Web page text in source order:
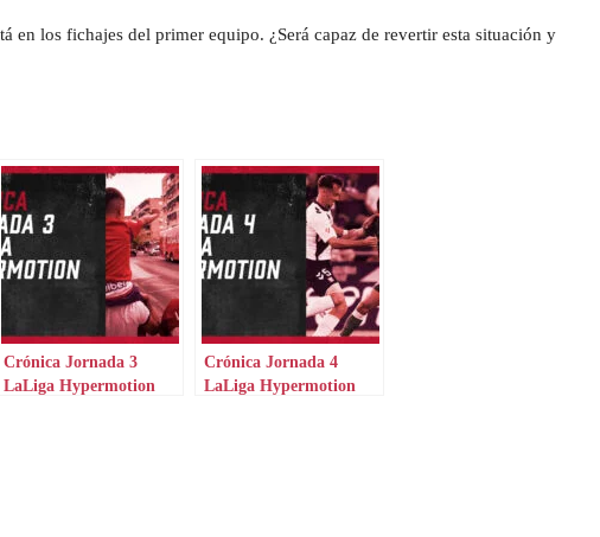
en los fichajes del primer equipo. ¿Será capaz de revertir esta situación y
Crónica Jornada 3
LaLiga Hypermotion
Crónica Jornada 4
LaLiga Hypermotion